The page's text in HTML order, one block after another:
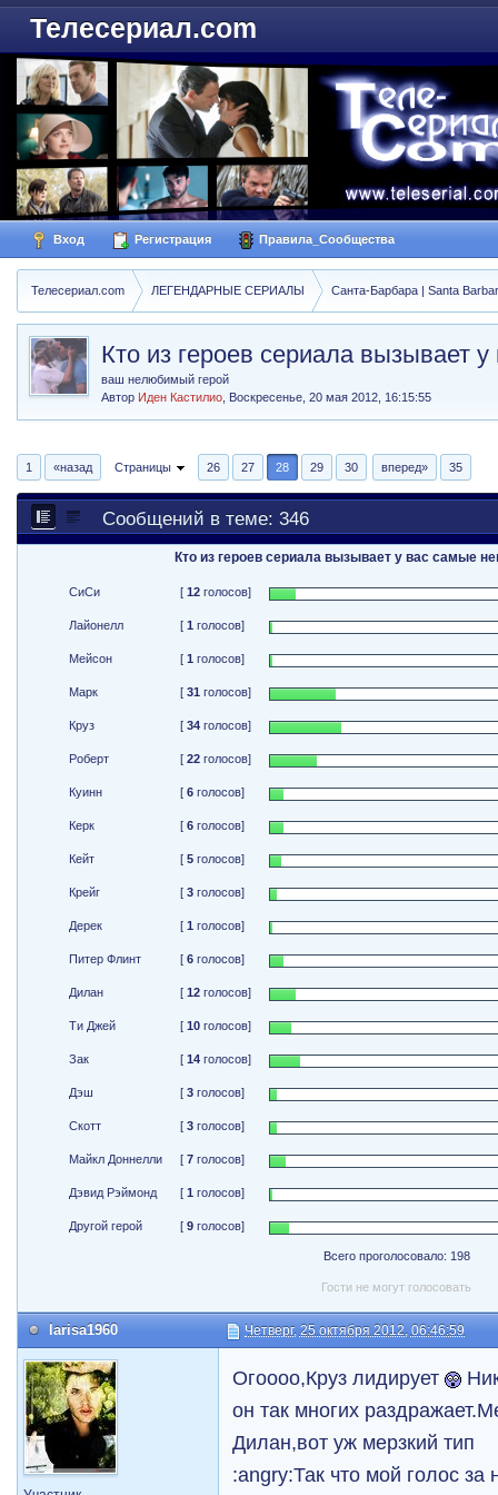
Телесериал.com
Вход Регистрация Правила_Сообщества
Телесериал.com ЛЕГЕНДАРНЫЕ СЕРИАЛЫ Санта-Барбара | Santa
Кто из героев сериала вызывает
ваш нелюбимый герой
Автор Иден Кастилио Воскресенье, 20 мая 2012, 16:15:55
1 «назад Страницы 26 27 28 29 30 вперед» 35
Сообщений в теме: 346
Кто из героев сериала вызывает у вас самые
СиСи [12 голосов]
Лайонелл [1 голосов]
Мейсон [1 голосов]
Марк [31 голосов]
Круз [34 голосов]
Роберт [22 голосов]
Куинн [6 голосов]
Керк [6 голосов]
Кейт [5 голосов]
Крейг [3 голосов]
Дерек [1 голосов]
Питер Флинт [6 голосов]
Дилан [12 голосов]
Ти Джей [10 голосов]
Зак [14 голосов]
Дэш [3 голосов]
Скотт [3 голосов]
Майкл Доннелли [7 голосов]
Дэвид Рэймонд [1 голосов]
Другой герой [9 голосов]
Всего проголосовало: 198
Гости не могут голосовать
larisa1960 Четверг, 25 октября 2012, 06:46:59
Огоооо,Круз лидирует
он так многих
Дилан,вот уж мерзкий тип
:angry:Так что мой голос за